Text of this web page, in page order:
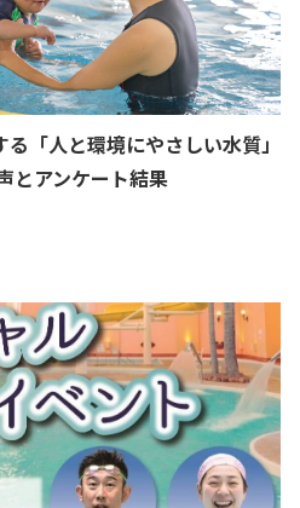
「人と環境にやさしい水質」
とアンケート結果